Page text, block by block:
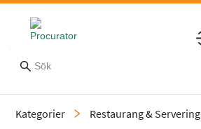
Kategorier Restaurang & Servering